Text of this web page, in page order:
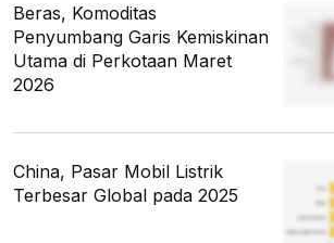
Beras, Komoditas
Penyumbang Garis Kemiskinan
Utama di Perkotaan Maret
2026
China, Pasar Mobil Listrik
Terbesar Global pada 2025